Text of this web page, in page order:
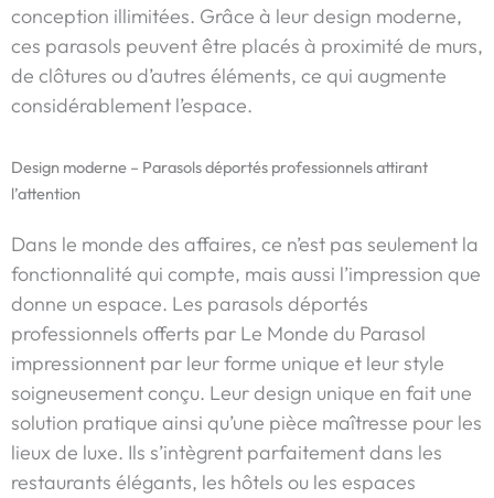
conception illimitées. Grâce à leur design moderne,
ces parasols peuvent être placés à proximité de murs,
de clôtures ou d’autres éléments, ce qui augmente
considérablement l’espace.
Design moderne – Parasols déportés professionnels attirant
l’attention
Dans le monde des affaires, ce n’est pas seulement la
fonctionnalité qui compte, mais aussi l’impression que
donne un espace. Les parasols déportés
professionnels offerts par Le Monde du Parasol
impressionnent par leur forme unique et leur style
soigneusement conçu. Leur design unique en fait une
solution pratique ainsi qu’une pièce maîtresse pour les
lieux de luxe. Ils s’intègrent parfaitement dans les
restaurants élégants, les hôtels ou les espaces